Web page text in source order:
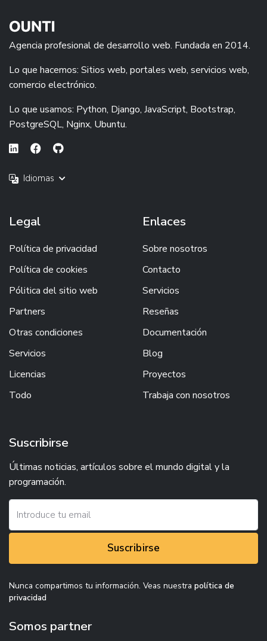
Agencia profesional de desarrollo web. Fundada en 2014.
Lo que hacemos: Sitios web, portales web, servicios web,
comercio electrónico.
Lo que usamos: Python, Django, JavaScript, Bootstrap,
PostgreSQL, Nginx, Ubuntu.
Idiomas
Legal
Política de privacidad
Política de cookies
Pólitica del sitio web
Partners
Otras condiciones
Servicios
Licencias
Todo
Enlaces
Sobre nosotros
Contacto
Servicios
Reseñas
Documentación
Blog
Proyectos
Trabaja con nosotros
Suscribirse
Últimas noticias, artículos sobre el mundo digital y la
programación.
Suscribirse
Nunca compartimos tu información. Veas nuestra política de
privacidad
Somos partner